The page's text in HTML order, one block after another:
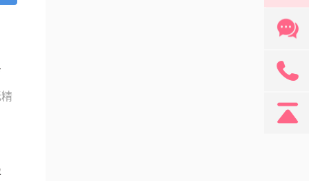
。...